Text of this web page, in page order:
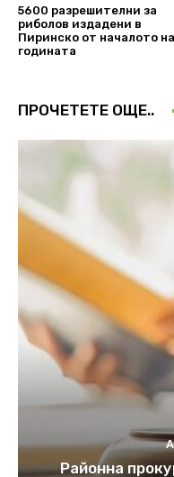
5600 разрешителни за
риболов издадени в
Пиринско от началото на
годината
ПРОЧЕТЕТЕ ОЩЕ..
Районна